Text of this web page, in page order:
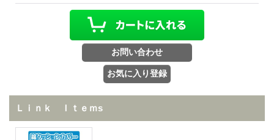
Ｌｉｎｋ Ｉｔｅｍs